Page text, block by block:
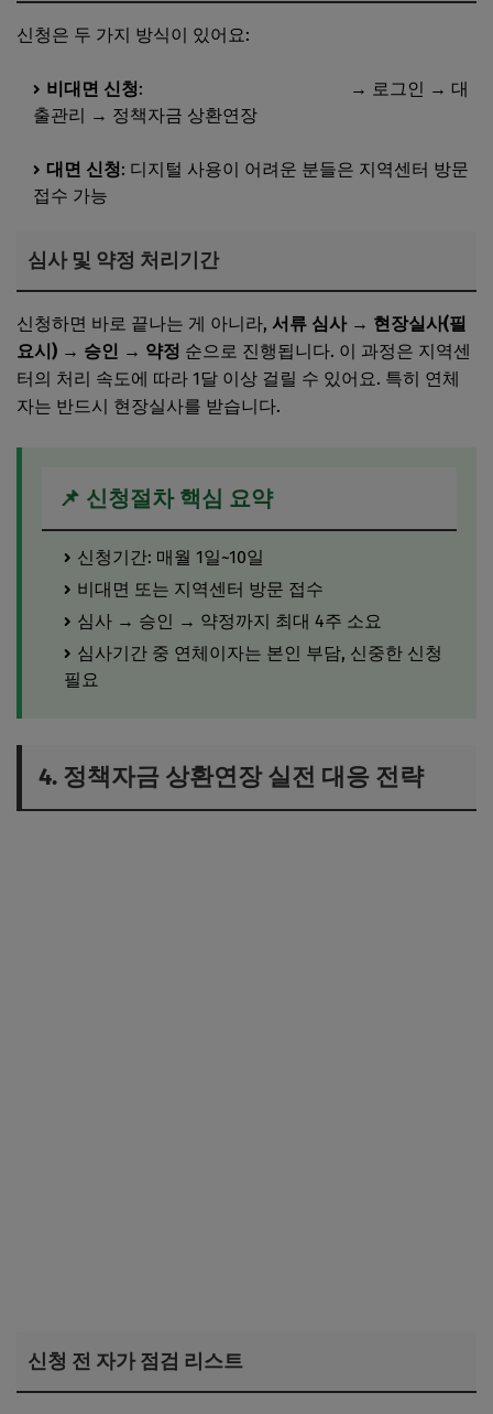
신청은 두 가지 방식이 있어요:
비대면 신청:
→ 로그인 → 대
출관리 → 정책자금 상환연장
대면 신청: 디지털 사용이 어려운 분들은 지역센터 방문
접수 가능
심사 및 약정 처리기간
신청하면 바로 끝나는 게 아니라, 서류 심사 → 현장실사(필
요시) → 승인 → 약정 순으로 진행됩니다. 이 과정은 지역센
터의 처리 속도에 따라 1달 이상 걸릴 수 있어요. 특히 연체
자는 반드시 현장실사를 받습니다.
📌 신청절차 핵심 요약
신청기간: 매월 1일~10일
비대면 또는 지역센터 방문 접수
심사 → 승인 → 약정까지 최대 4주 소요
심사기간 중 연체이자는 본인 부담, 신중한 신청
필요
4. 정책자금 상환연장 실전 대응 전략
신청 전 자가 점검 리스트